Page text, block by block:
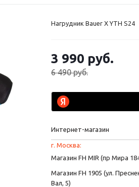
Нагрудник Bauer X YTH S24
3 990 руб.
6 490руб.
Интернет-магазин
г. Москва:
Магазин FH MIR (пр Мира
Магазин FH 1905 (ул.
Вал, 5)